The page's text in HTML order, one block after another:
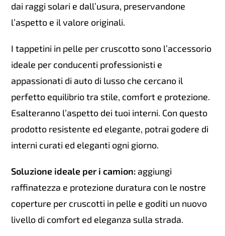
dai raggi solari e dall’usura, preservandone
l’aspetto e il valore originali.
I tappetini in pelle per cruscotto sono l’accessorio
ideale per conducenti professionisti e
appassionati di auto di lusso che cercano il
perfetto equilibrio tra stile, comfort e protezione.
Esalteranno l’aspetto dei tuoi interni. Con questo
prodotto resistente ed elegante, potrai godere di
interni curati ed eleganti ogni giorno.
Soluzione ideale per i camion: aggiungi
raffinatezza e protezione duratura con le nostre
coperture per cruscotti in pelle e goditi un nuovo
livello di comfort ed eleganza sulla strada.